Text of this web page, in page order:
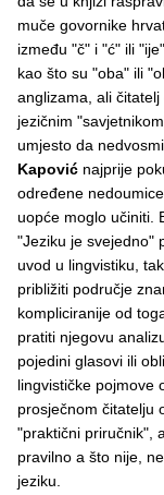
muče govornike
između "č" i "ć" ili
kao što su "oba" ili
anglizama, ali
jezičnim
umjesto da
Kapović najprije
određene
uopće moglo učiniti.
"Jeziku je svejedno"
uvod u lingvistiku,
približiti područje
kompliciranije od
pratiti njegovu
pojedini glasovi ili
lingvističke pojmove
prosječnom čitatelju
"praktični priručnik",
pravilno a što nije,
jeziku.